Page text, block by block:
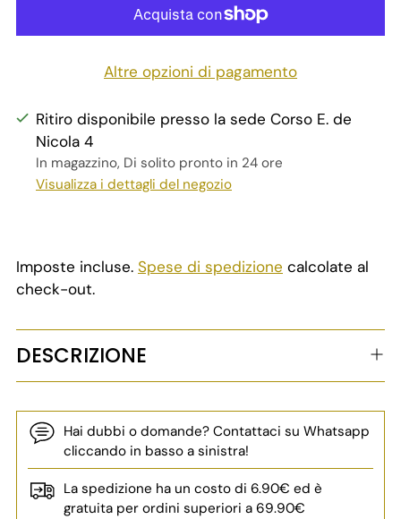
Altre opzioni di pagamento
Ritiro disponibile presso la sede Corso E. de
Nicola 4
In magazzino, Di solito pronto in 24 ore
Visualizza i dettagli del negozio
Imposte incluse. Spese di spedizione calcolate al
check-out.
DESCRIZIONE
Hai dubbi o domande? Contattaci su Whatsapp
cliccando in basso a sinistra!
La spedizione ha un costo di 6.90€ ed è
gratuita per ordini superiori a 69.90€